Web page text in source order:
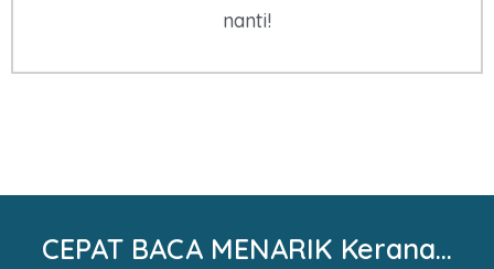
nanti!
CEPAT BACA MENARIK Kerana…